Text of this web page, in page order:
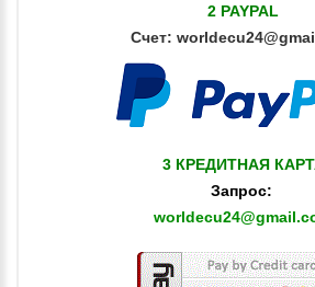
2 PAYPAL
Счет:
3 КРЕДИТНАЯ
Запрос: